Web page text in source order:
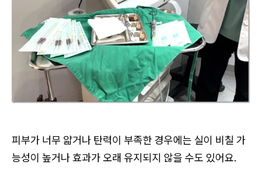
피부가 너무 얇거나 탄력이 부족한 경우에는 실이 비칠 가
능성이 높거나 효과가 오래 유지되지 않을 수도 있어요.